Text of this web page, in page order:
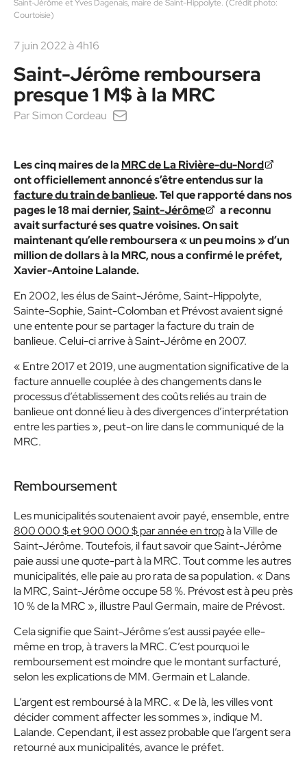
Saint-Jérôme et Yves Dagenais, maire de Saint-Hippolyte. (Crédit photo:
Courtoisie)
7 juin 2022 à 4h16
Saint-Jérôme remboursera
presque 1 M$ à la MRC
ParSimon Cordeau
Les cinq maires de la MRC de La Rivière-du-Nord
ont officiellement annoncé s’être entendus sur la
facture du train de banlieue. Tel que rapporté dans nos
pages le 18 mai dernier,Saint-Jérôme
a reconnu
avait surfacturé ses quatre voisines. On sait
maintenant qu’elle remboursera « un peu moins » d’un
million de dollars à la MRC, nous a confirmé le préfet,
Xavier-Antoine Lalande.
En 2002, les élus de Saint-Jérôme, Saint-Hippolyte,
Sainte-Sophie, Saint-Colomban et Prévost avaient signé
une entente pour se partager lafacture du train de
banlieue. Celui-ci arrive à Saint-Jérôme en 2007.
« Entre 2017 et 2019, une augmentation significative de la
facture annuelle couplée à des changements dans le
processus d’établissement des coûts reliés au train de
banlieue ont donné lieu à des divergences d’interprétation
entre les parties », peut-on lire dans le communiqué de la
MRC.
Remboursement
Les municipalités soutenaient avoir payé, ensemble, entre
800 000 $ et 900 000 $ par année en tropà la Ville de
Saint-Jérôme. Toutefois, il faut savoir que Saint-Jérôme
paie aussi une quote-part à la MRC. Tout comme les autres
municipalités, elle paie au pro rata de sa population.« Dans
la MRC, Saint-Jérôme occupe 58 %. Prévost est à peu près
10 % de la MRC », illustre Paul Germain, maire de Prévost.
Cela signifie que Saint-Jérôme s’est aussi payée elle-
même en trop, à travers la MRC. C’est pourquoi le
remboursement est moindre que le montant surfacturé,
selon les explications de MM. Germain et Lalande.
L’argent est remboursé à la MRC.« De là, les villes vont
décider comment affecter les sommes », indique M.
Lalande. Cependant, il est assez probable que l’argent sera
retourné aux municipalités, avance le préfet.